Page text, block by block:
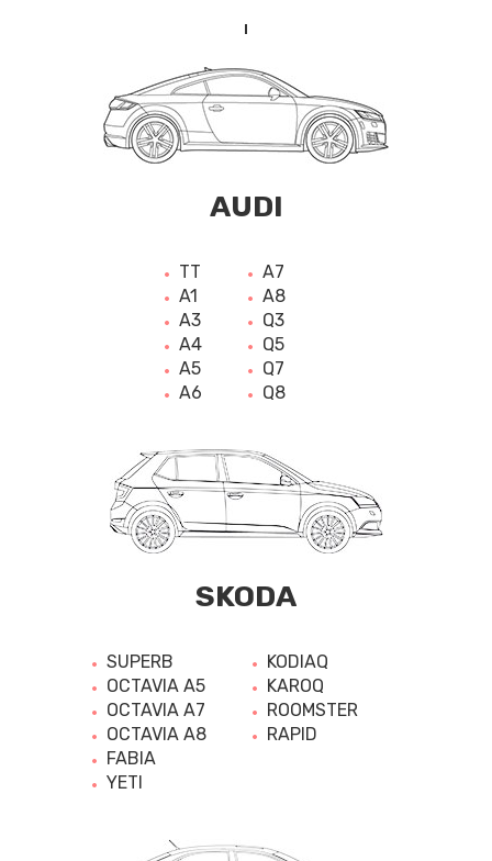
AUDI
TT
A1
A3
A4
A5
A6
A7
A8
Q3
Q5
Q7
Q8
SKODA
SUPERB
OCTAVIA A5
OCTAVIA A7
OCTAVIA A8
FABIA
YETI
KODIAQ
KAROQ
ROOMSTER
RAPID